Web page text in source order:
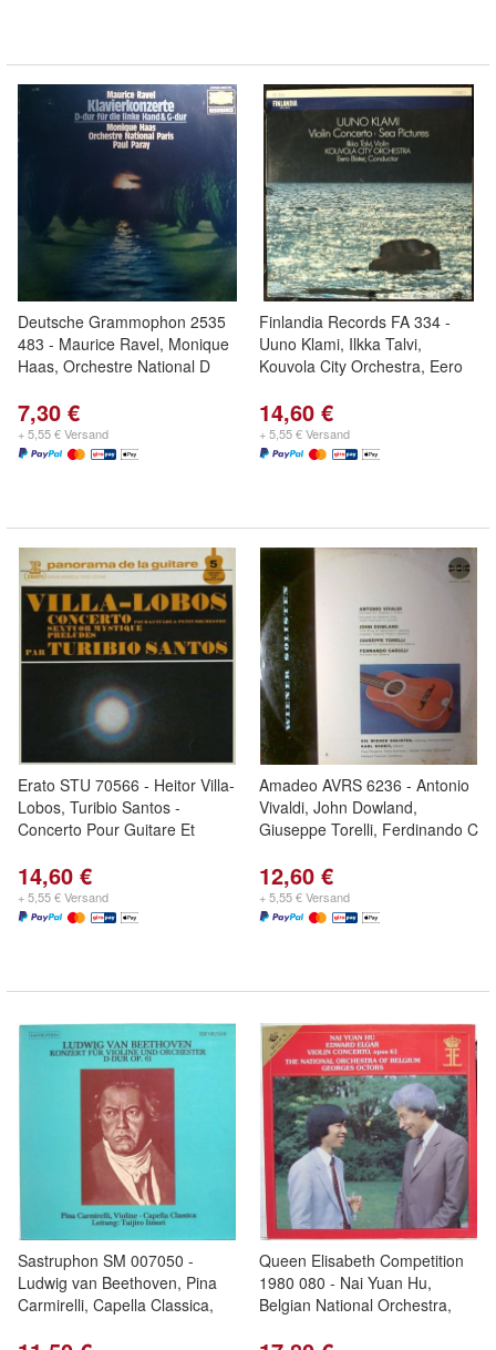
Deutsche Grammophon 2535
483 - Maurice Ravel, Monique
Haas, Orchestre National D
7,30 €
+ 5,55 € Versand
Finlandia Records FA 334 -
Uuno Klami, Ilkka Talvi,
Kouvola City Orchestra, Eero
14,60 €
+ 5,55 € Versand
Erato STU 70566 - Heitor Villa-
Lobos, Turibio Santos -
Concerto Pour Guitare Et
14,60 €
+ 5,55 € Versand
Amadeo AVRS 6236 - Antonio
Vivaldi, John Dowland,
Giuseppe Torelli, Ferdinando C
12,60 €
+ 5,55 € Versand
Sastruphon SM 007050 -
Ludwig van Beethoven, Pina
Carmirelli, Capella Classica,
Queen Elisabeth Competition
1980 080 - Nai Yuan Hu,
Belgian National Orchestra,